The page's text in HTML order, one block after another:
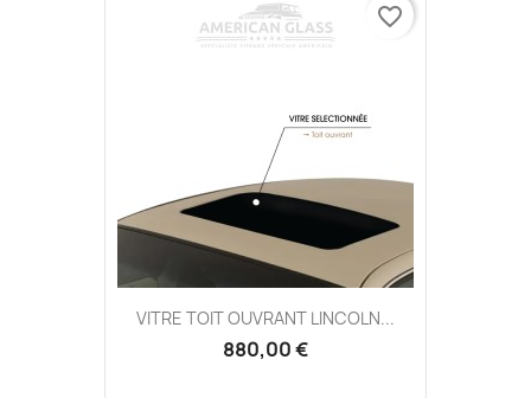
VITRE TOIT OUVRANT LINCOLN...
880,00 €
favorite_border